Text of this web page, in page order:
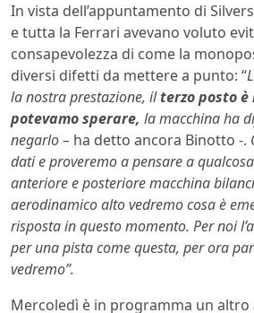
In vista dell’appuntamento di
e tutta la Ferrari avevano voluto
consapevolezza di come la
diversi difetti da mettere a punto: “
la nostra prestazione, ilterzo posto è
potevamo sperare, la macchina ha
negarlo – ha detto ancora Binotto -.
dati e proveremo a pensare a
anteriore e posteriore macchina
aerodinamico alto vedremo cosa è
risposta in questo momento. Per noi
per una pista come questa, per ora
vedremo”.
Mercoledì è in programma un